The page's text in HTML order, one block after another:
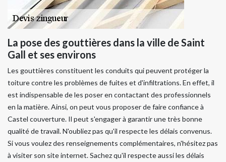
La pose des gouttières dans la ville de Saint
Gall et ses environs
Les gouttières constituent les conduits qui peuvent protéger la
toiture contre les problèmes de fuites et d'infiltrations. En effet, il
est indispensable de les poser en contactant des professionnels
en la matière. Ainsi, on peut vous proposer de faire confiance à
Castel couverture. Il peut s'engager à garantir une très bonne
qualité de travail. N'oubliez pas qu'il respecte les délais convenus.
Si vous voulez des renseignements complémentaires, n'hésitez pas
à visiter son site internet. Sachez qu'il respecte aussi les délais